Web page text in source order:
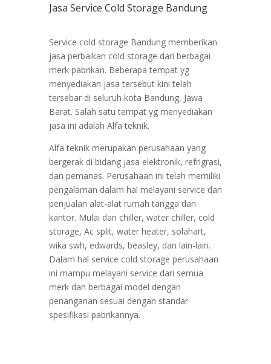
Jasa Service Cold Storage Bandung
Service cold storage Bandung memberikan
jasa perbaikan cold storage dari berbagai
merk pabrikan. Beberapa tempat yg
menyediakan jasa tersebut kini telah
tersebar di seluruh kota Bandung, Jawa
Barat. Salah satu tempat yg menyediakan
jasa ini adalah Alfa teknik.
Alfa teknik merupakan perusahaan yang
bergerak di bidang jasa elektronik, refrigrasi,
dan pemanas. Perusahaan ini telah memiliki
pengalaman dalam hal melayani service dan
penjualan alat-alat rumah tangga dan
kantor. Mulai dari chiller, water chiller, cold
storage, Ac split, water heater, solahart,
wika swh, edwards, beasley, dan lain-lain.
Dalam hal service cold storage perusahaan
ini mampu melayani service dari semua
merk dan berbagai model dengan
penanganan sesuai dengan standar
spesifikasi pabrikannya.